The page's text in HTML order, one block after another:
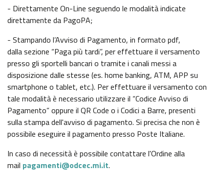
- Direttamente On-Line seguendo le modalità indicate
direttamente da PagoPA;
- Stampando l’Avviso di Pagamento, in formato pdf,
dalla sezione “Paga più tardi”, per effettuare il versamento
presso gli sportelli bancari o tramite i canali messi a
disposizione dalle stesse (es. home banking, ATM, APP su
smartphone o tablet, etc.). Per effettuare il versamento con
tale modalità è necessario utilizzare il “Codice Avviso di
Pagamento” oppure il QR Code o i Codici a Barre, presenti
sulla stampa dell'avviso di pagamento. Si precisa che non è
possibile eseguire il pagamento presso Poste Italiane.
In caso di necessità è possibile contattare l'Ordine alla
mail pagamenti@odcec.mi.it.
SERVIZI EROGATI
PAGAMENTI DELL'AMMINISTRAZIONE
ALTRI CONTENUTI - CORRUZIONE
REGIONE LOMBARDIA
GAZZETTA UFFICIALE
NORMATTIVA